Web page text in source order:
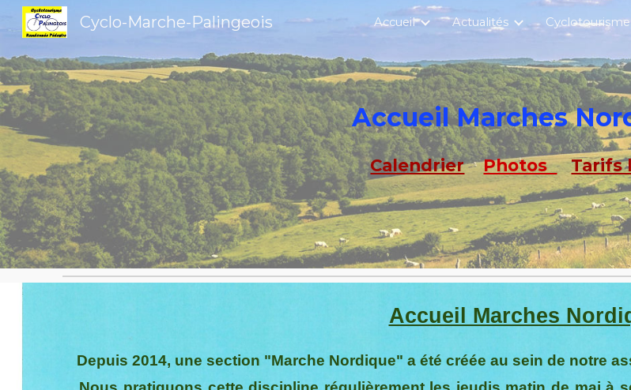
Skip to main content
Cyclo-Marche-Palingeois Accueil Actualités Cyclotourisme
Accueil Marches
Calendrier Photos Tarifs
Accueil Marches
Depuis 2014, une section "Marche Nordique" a été créée au sein de notre